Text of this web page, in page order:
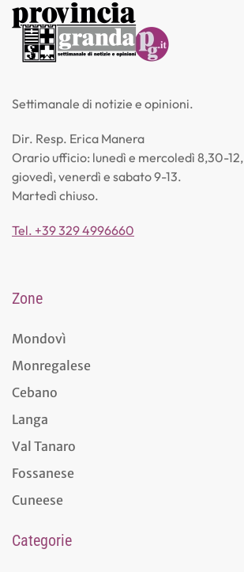
Settimanale di notizie e opinioni.
Dir. Resp. Erica Manera
Orario ufficio: lunedì e mercoledì 8,30-12,
giovedì, venerdì e sabato 9-13.
Martedì chiuso.
Tel. +39 329 4996660
Zone
Mondovì
Monregalese
Cebano
Langa
Val Tanaro
Fossanese
Cuneese
Categorie